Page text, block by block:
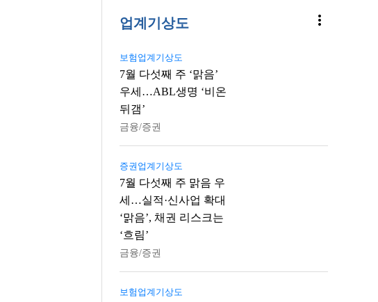
업계기상도 more_vert
보험업계기상도
7월 다섯째 주 ‘맑음’
우세…ABL생명 ‘비온
뒤갬’
금융/증권
증권업계기상도
7월 다섯째 주 맑음 우
세…실적·신사업 확대
‘맑음’, 채권 리스크는
‘흐림’
금융/증권
보험업계기상도